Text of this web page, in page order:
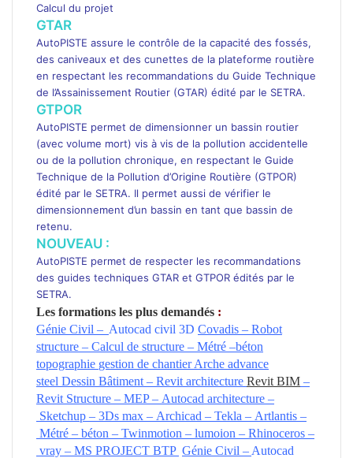
Calcul du projet
GTAR
AutoPISTE assure le contrôle de la capacité des fossés,
des caniveaux et des cunettes de la plateforme routière
en respectant les recommandations du Guide Technique
de l’Assainissement Routier (GTAR) édité par le SETRA.
GTPOR
AutoPISTE permet de dimensionner un bassin routier
(avec volume mort) vis à vis de la pollution accidentelle
ou de la pollution chronique, en respectant le Guide
Technique de la Pollution d’Origine Routière (GTPOR)
édité par le SETRA. Il permet aussi de vérifier le
dimensionnement d’un bassin en tant que bassin de
retenu.
NOUVEAU :
AutoPISTE permet de respecter les recommandations
des guides techniques GTAR et GTPOR édités par le
SETRA.
Les formations les plus demandés :
Génie Civil – Autocad civil 3D Covadis – Robot
structure – Calcul de structure – Métré –béton
topographie gestion de chantier Arche advance
steel Dessin Bâtiment – Revit architecture Revit BIM –
Revit Structure – MEP – Autocad architecture –
Sketchup – 3Ds max – Archicad – Tekla – Artlantis –
Métré – béton – Twinmotion – lumoion – Rhinoceros –
vray – MS PROJECT BTP Génie Civil – Autocad